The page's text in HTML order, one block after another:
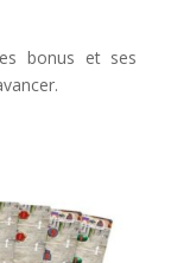
bonus et ses